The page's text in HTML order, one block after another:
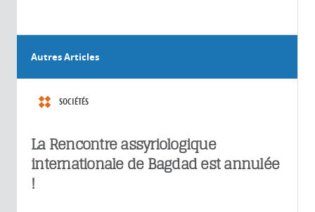
Autres Articles
SOCIÉTÉS
La Rencontre assyriologique
internationale de Bagdad est annulée
!